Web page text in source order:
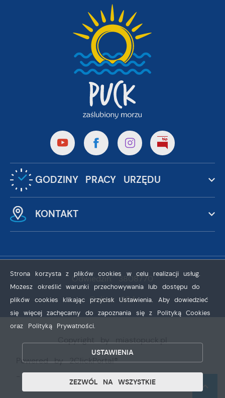
GODZINY PRACY URZĘDU
KONTAKT
Odwiedzin: 3808770
Online: 304
Powered by2ClickPortal®
- Portale nowej generacji
Strona korzysta z plików cookies w celu realizacji usług.
Możesz określić warunki przechowywania lub dostępu do
plików cookies klikając przycisk Ustawienia. Aby dowiedzieć
się więcej zachęcamy do zapoznania się z Polityką Cookies
oraz Polityką Prywatności.
USTAWIENIA
ZEZWÓL NA WSZYSTKIE
ZEZWÓL NA WSZYSTKIE